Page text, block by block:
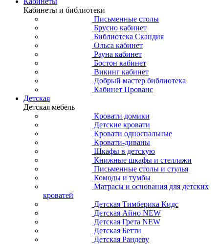
Кабинеты и библиотеки
Письменные столы
Брусно кабинет
Библиотека Скандия
Ольса кабинет
Рауна кабинет
Бостон кабинет
Викинг кабинет
Добрый мастер библиотека
Кабинет Прованс
Детская
Детская мебель
Кровати домики
Детские кровати
Кровати односпальные
Кровати-диваны
Шкафы в детскую
Книжные шкафы и стеллажи
Письменные столы и стулья
Комоды и тумбы
Матрасы и основания для детских
кроватей
Детская Тимберика Кидс
Детская Айно NEW
Детская Грета NEW
Детская Бетти
Детская Рандеву